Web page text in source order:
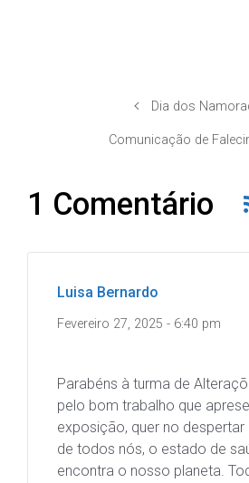
Dia dos
Comunicação de
1 Comentário
Luisa Bernardo
Fevereiro 27, 2025 - 6:40 pm
Parabéns à turma de
pelo bom trabalho que
exposição, quer no
de todos nós, o estado de
encontra o nosso planeta.